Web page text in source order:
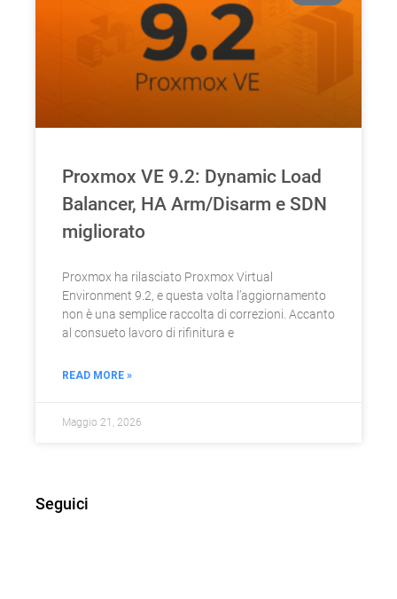
Proxmox VE 9.2: Dynamic Load
Balancer, HA Arm/Disarm e SDN
migliorato
Proxmox ha rilasciato Proxmox Virtual
Environment 9.2, e questa volta l’aggiornamento
non è una semplice raccolta di correzioni. Accanto
al consueto lavoro di rifinitura e
READ MORE »
Maggio 21, 2026
Seguici